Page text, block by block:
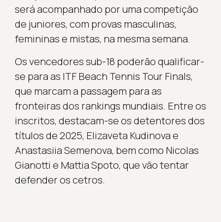
será acompanhado por uma competição
de juniores, com provas masculinas,
femininas e mistas, na mesma semana.
Os vencedores sub-18 poderão qualificar-
se para as ITF Beach Tennis Tour Finals,
que marcam a passagem para as
fronteiras dos rankings mundiais. Entre os
inscritos, destacam-se os detentores dos
títulos de 2025, Elizaveta Kudinova e
Anastasiia Semenova, bem como Nicolas
Gianotti e Mattia Spoto, que vão tentar
defender os cetros.